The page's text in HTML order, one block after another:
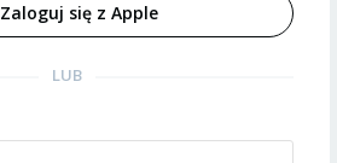
Zaloguj się z Apple
LUB